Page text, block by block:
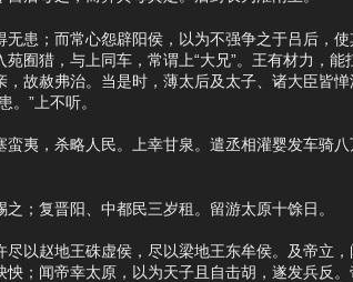
；而常心怨辟阳侯，以为不强争之于吕后，
囿猎，与上同车，常谓上“大兄”。王有材力，
故赦弗治。当是时，薄太后及太子、诸大臣皆
。”上不听。
，杀略人民。上幸甘泉。遣丞相灌婴发车骑八
复晋阳、中都民三岁租。留游太原十馀日。
赵地王硃虚侯，尽以梁地王东牟侯。及帝立
；闻帝幸太原，以为天子且自击胡，遂发兵反